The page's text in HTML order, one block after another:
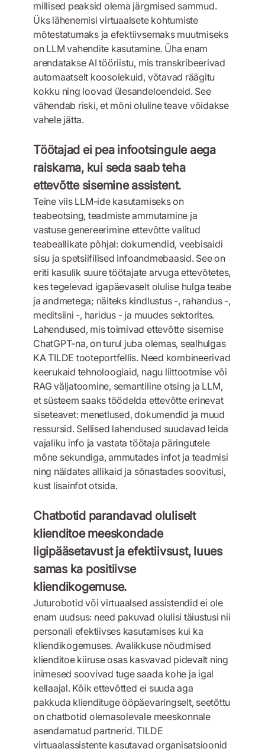
millised peaksid olema järgmised sammud.
Üks lähenemisi virtuaalsete kohtumiste
mõtestatumaks ja efektiivsemaks muutmiseks
on LLM vahendite kasutamine. Üha enam
arendatakse AI tööriistu, mis transkribeerivad
automaatselt koosolekuid, võtavad räägitu
kokku ning loovad ülesandeloendeid. See
vähendab riski, et mõni oluline teave võidakse
vahele jätta.
Töötajad ei pea infootsingule aega
raiskama, kui seda saab teha
ettevõtte sisemine assistent.
Teine viis LLM-ide kasutamiseks on
teabeotsing, teadmiste ammutamine ja
vastuse genereerimine ettevõtte valitud
teabeallikate põhjal: dokumendid, veebisaidi
sisu ja spetsiifilised infoandmebaasid. See on
eriti kasulik suure töötajate arvuga ettevõtetes,
kes tegelevad igapäevaselt olulise hulga teabe
ja andmetega; näiteks kindlustus -, rahandus -,
meditsiini -, haridus - ja muudes sektorites.
Lahendused, mis toimivad ettevõtte sisemise
ChatGPT-na, on turul juba olemas, sealhulgas
KA TILDE tooteportfellis. Need kombineerivad
keerukaid tehnoloogiaid, nagu liittootmise või
RAG väljatoomine, semantiline otsing ja LLM,
et süsteem saaks töödelda ettevõtte erinevat
siseteavet: menetlused, dokumendid ja muud
ressursid. Sellised lahendused suudavad leida
vajaliku info ja vastata töötaja päringutele
mõne sekundiga, ammutades infot ja teadmisi
ning näidates allikaid ja sõnastades soovitusi,
kust lisainfot otsida.
Chatbotid parandavad oluliselt
klienditoe meeskondade
ligipääsetavust ja efektiivsust, luues
samas ka positiivse
kliendikogemuse.
Juturobotid või virtuaalsed assistendid ei ole
enam uudsus: need pakuvad olulisi täiustusi nii
personali efektiivses kasutamises kui ka
kliendikogemuses. Avalikkuse nõudmised
klienditoe kiiruse osas kasvavad pidevalt ning
inimesed soovivad tuge saada kohe ja igal
kellaajal. Kõik ettevõtted ei suuda aga
pakkuda kliendituge ööpäevaringselt, seetõttu
on chatbotid olemasolevale meeskonnale
asendamatud partnerid. TILDE
virtuaalassistente kasutavad organisatsioonid